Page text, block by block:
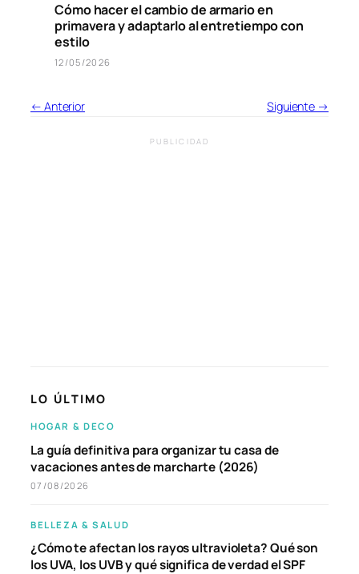
Cómo hacer el cambio de armario en
primavera y adaptarlo al entretiempo con
estilo
12/05/2026
← Anterior Siguiente →
PUBLICIDAD
LO ÚLTIMO
HOGAR & DECO
La guía definitiva para organizar tu casa de
vacaciones antes de marcharte (2026)
07/08/2026
BELLEZA & SALUD
¿Cómo te afectan los rayos ultravioleta? Qué son
los UVA, los UVB y qué significa de verdad el SPF